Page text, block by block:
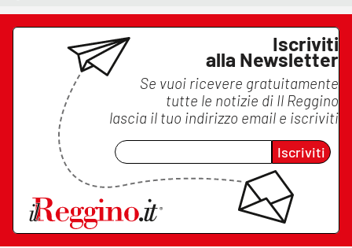
Iscriviti
alla Newsletter
Se vuoi ricevere gratuitamente
tutte le notizie di Il Reggino
lascia il tuo indirizzo email e iscriviti
Iscriviti